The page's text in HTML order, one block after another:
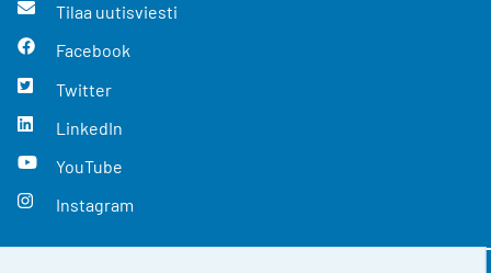
Tilaa uutisviesti
Facebook
Twitter
LinkedIn
YouTube
Instagram